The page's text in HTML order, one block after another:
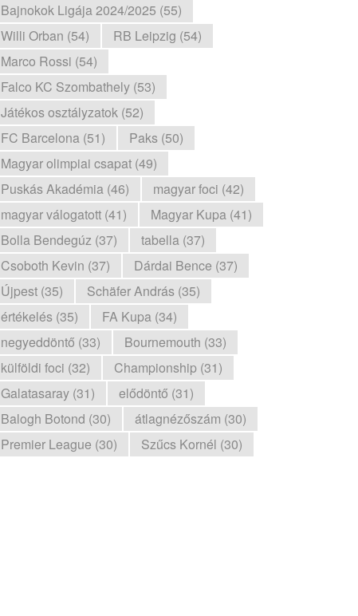
Bajnokok Ligája 2024/2025 (55)
Willi Orban (54)
RB Leipzig (54)
Marco Rossi (54)
Falco KC Szombathely (53)
Játékos osztályzatok (52)
FC Barcelona (51)
Paks (50)
Magyar olimpiai csapat (49)
Puskás Akadémia (46)
magyar foci (42)
magyar válogatott (41)
Magyar Kupa (41)
Bolla Bendegúz (37)
tabella (37)
Csoboth Kevin (37)
Dárdai Bence (37)
Újpest (35)
Schäfer András (35)
értékelés (35)
FA Kupa (34)
negyeddöntő (33)
Bournemouth (33)
külföldi foci (32)
Championship (31)
Galatasaray (31)
elődöntő (31)
Balogh Botond (30)
átlagnézőszám (30)
Premier League (30)
Szűcs Kornél (30)